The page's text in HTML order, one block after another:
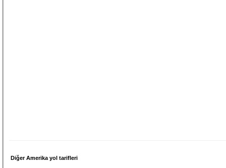
Diğer Amerika yol tarifleri